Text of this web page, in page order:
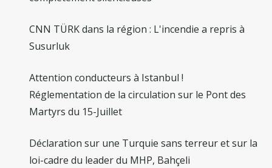
CNN TÜRK dans la région : L'incendie a repris à
Susurluk
Attention conducteurs à Istanbul !
Réglementation de la circulation sur le Pont des
Martyrs du 15-Juillet
Déclaration sur une Turquie sans terreur et sur la
loi-cadre du leader du MHP, Bahçeli